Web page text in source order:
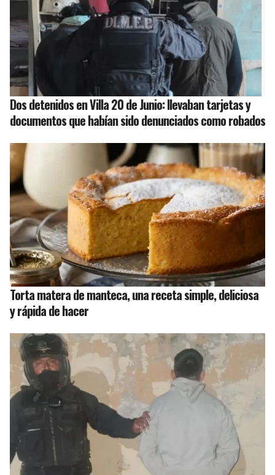
Dos detenidos en Villa 20 de Junio: llevaban tarjetas y
documentos que habían sido denunciados como robados
Torta matera de manteca, una receta simple, deliciosa
y rápida de hacer